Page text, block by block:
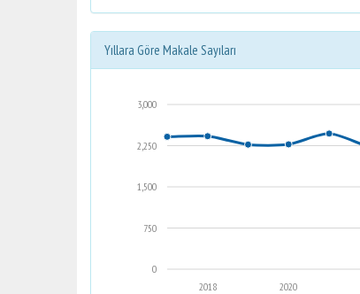
Yıllara Göre Makale Sayıları
0
750
1,500
2,250
3,000
2020
2018